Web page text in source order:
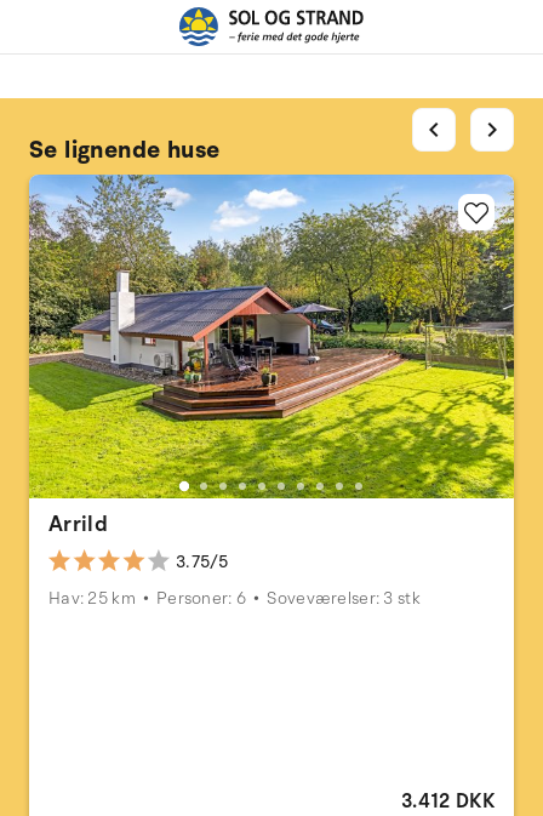
Se lignende huse
Arrild
3.75/5
Hav: 25 km
Personer: 6 Soveværelser: 3 stk
3.412 DKK
chevron_left chevron_right